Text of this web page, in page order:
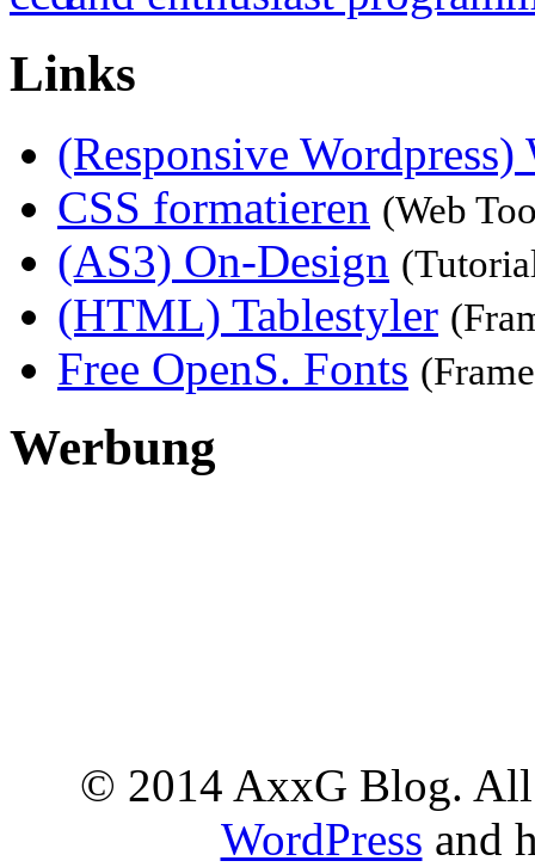
Links
(Responsive Wordpress)
CSS formatieren (Web
(AS3) On-Design
(HTML) Tablestyler
Free OpenS. Fonts
Werbung
© 2014 AxxG Blog. All
WordPress and